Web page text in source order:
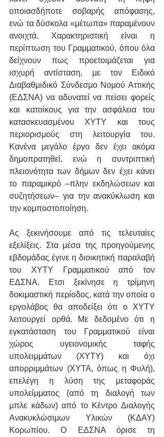
οποιασδήποτε σοβαρής απόφασης,
ενώ τα δύσκολα «μέτωπα» παραμένουν
ανοιχτά. Χαρακτηριστική είναι η
περίπτωση του Γραμματικού, όπου όλα
δείχνουν πως προετοιμάζεται για
ισχυρή αντίσταση, με τον Ειδικό
Διαβαθμιδικό Σύνδεσμο Νομού Αττικής
(ΕΔΣΝΑ) να αδυνατεί να πείσει φορείς
και κατοίκους για την ασφάλεια του
κατασκευασμένου ΧΥΤΥ και τους
περιορισμούς στη λειτουργία του.
Κανένα μεγάλο έργο δεν έχει ακόμα
δημοπρατηθεί, ενώ η συντριπτική
πλειονότητα των δήμων δεν έχει κάνει
το παραμικρό –πλην εκδηλώσεων και
συζητήσεων– για την ανακύκλωση και
την κομποστοποίηση.
Ας ξεκινήσουμε από τις τελευταίες
εξελίξεις. Στα μέσα της προηγούμενης
εβδομάδας έγινε η διοικητική παραλαβή
του ΧΥΤΥ Γραμματικού από τον
ΕΔΣΝΑ. Ετσι ξεκίνησε η τρίμηνη
δοκιμαστική περίοδος, κατά την οποία ο
εργολάβος θα αποδείξει ότι ο ΧΥΤΥ
λειτουργεί ορθά. Με δεδομένο ότι η
εγκατάσταση του Γραμματικού είναι
χώρος υγειονομικής ταφής
υπολειμμάτων (ΧΥΤΥ) και όχι
απορριμμάτων (ΧΥΤΑ, όπως η Φυλή),
επελέγη η λύση της μεταφοράς
υπολείμματος (από τη διαλογή των
μπλε κάδων) από το Κέντρο Διαλογής
Ανακυκλώσιμων Υλικών (ΚΔΑΥ)
Κορωπίου. Ο ΕΔΣΝΑ όρισε τη